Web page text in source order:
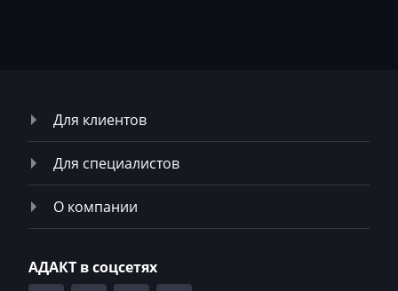
Maxus
Mazda
McCloskey
McCormick
Mecalac
Для клиентов
Для специалистов
О компании
АДАКТ в соцсетях